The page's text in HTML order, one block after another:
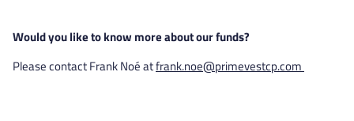
Would you like to know more about our funds?
Please contact Frank Noé atfrank.noe@primevestcp.com